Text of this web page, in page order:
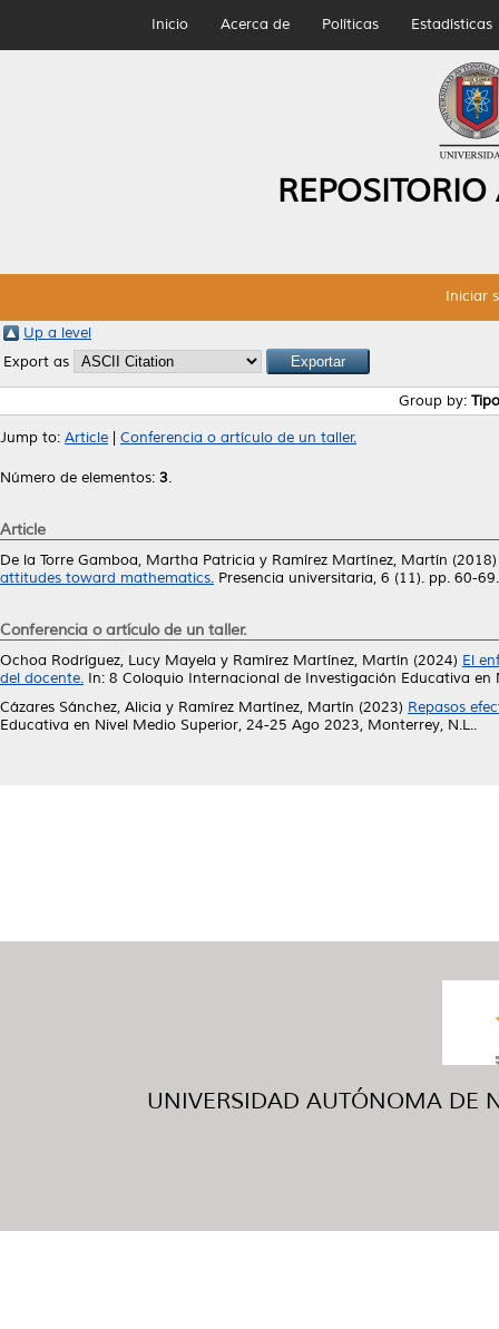
Inicio Acerca de Políticas Estadísticas
Iniciar
Up a level
Export as
Group by:
Jump to: Article Conferencia o artículo de un taller.
Número de elementos: 3.
Article
De la Torre Gamboa, Martha Patricia y Ramírez Martínez, Martín
attitudes toward mathematics. Presencia universitaria, 6 (11). pp. 60-
Conferencia o artículo de un taller.
Ochoa Rodríguez, Lucy Mayela y Ramírez Martínez, Martín (2024) El
del docente. In: 8 Coloquio Internacional de Investigación Educativa
Cázares Sánchez, Alicia y Ramírez Martínez, Martín (2023) Repasos
Educativa en Nivel Medio Superior, 24-25 Ago 2023, Monterrey, N.L..
UNIVERSIDAD AUTÓNOMA DE